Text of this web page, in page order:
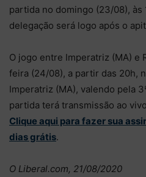
partida no domingo (23/08), às
delegação será logo após o
O jogo entre Imperatriz (MA) e
feira (24/08), a partir das 20h,
Imperatriz (MA), valendo pela
partida terá transmissão ao
Clique aqui para fazer sua
dias grátis.
O Liberal.com, 21/08/2020